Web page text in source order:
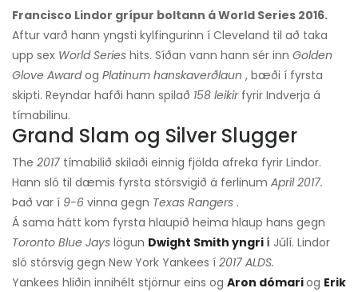
Francisco Lindor grípur boltann á World Series 2016.
Aftur varð hann yngsti kylfingurinn í Cleveland til að taka
upp sex World Series hits. Síðan vann hann sér inn Golden
Glove Awardog Platinum hanskaverðlaun , bæði í fyrsta
skipti. Reyndar hafði hann spilað 158 leikirfyrir Indverja á
tímabilinu.
Grand Slam og Silver Slugger
The 2017 tímabilið skilaði einnig fjölda afreka fyrir Lindor.
Hann sló til dæmis fyrsta stórsvigið á ferlinum Apríl 2017.
Það var í 9-6 vinna gegn Texas Rangers .
Á sama hátt kom fyrsta hlaupið heima hlaup hans gegn
Toronto Blue Jays lögun Dwight Smith yngri í Júlí. Lindor
sló stórsvig gegn New York Yankees í 2017 ALDS.
Yankees hliðin innihélt stjörnur eins og Aron dómariog Erik